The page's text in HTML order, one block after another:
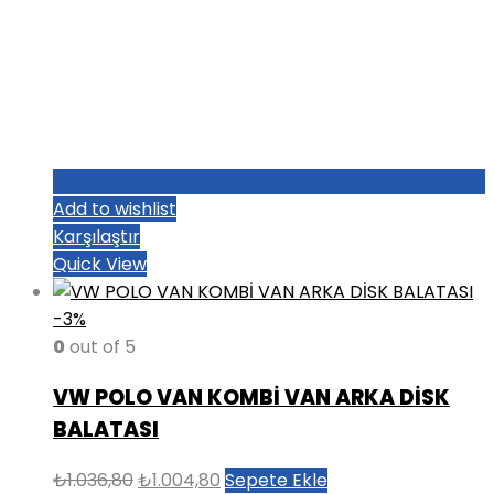
Add to wishlist
Karşılaştır
Quick View
-3%
0 out of 5
VW POLO VAN KOMBİ VAN ARKA DİSK
BALATASI
₺1.036,80Orijinal
₺1.004,80 Şu
Sepete Ekle